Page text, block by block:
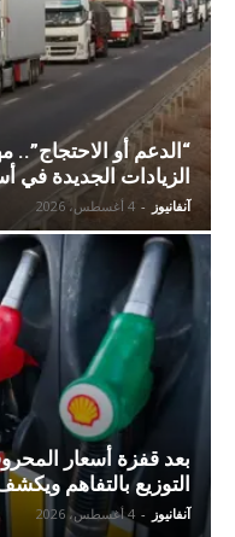
“الدعم أو الاحتجاج”..
الزيادات الجديدة في
آنفانيوز - 4 أغسطس، 2026
بعد قفزة أسعار
التوزيع بالتفاهم
آنفانيوز - 4 أغسطس، 2026